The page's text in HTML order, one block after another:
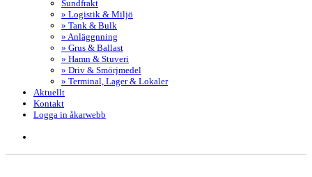
Sundfrakt
» Logistik & Miljö
» Tank & Bulk
» Anläggnning
» Grus & Ballast
» Hamn & Stuveri
» Driv & Smörjmedel
» Terminal, Lager & Lokaler
Aktuellt
Kontakt
Logga in åkarwebb